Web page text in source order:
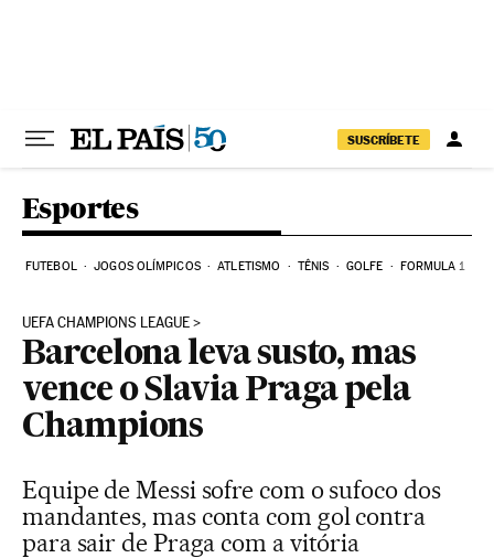
SUSCRÍBETE
Esportes
FUTEBOL JOGOS OLÍMPICOS ATLETISMO TÊNIS GOLFE FORMULA 1
UEFA CHAMPIONS LEAGUE
Barcelona leva susto, mas
vence o Slavia Praga pela
Champions
Equipe de Messi sofre com o sufoco dos
mandantes, mas conta com gol contra
para sair de Praga com a vitória